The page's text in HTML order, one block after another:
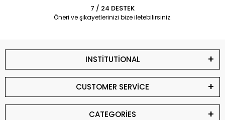
7 / 24 DESTEK
Öneri ve şikayetlerinizi bize iletebilirsiniz.
INSTİTUTİONAL
CUSTOMER SERVİCE
CATEGORİES